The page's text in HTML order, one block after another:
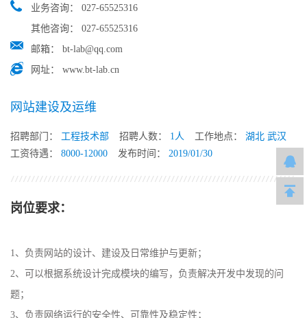
业务咨询：
027-65525316
其他咨询：
027-65525316
邮箱：
bt-lab@qq.com
网址：
www.bt-lab.cn
网站建设及运维
招聘部门： 工程技术部 招聘人数： 1人 工作地点： 湖北 武汉
工资待遇： 8000-12000 发布时间： 2019/01/30
岗位要求：
1、 负责网站的设计、建设及日常维护与更新；
2、
可以根据系统设计完成模块的编写，负责解决开发中发现的问
题 ；
3、 负责网络运行的安全性、可靠性及稳定性；